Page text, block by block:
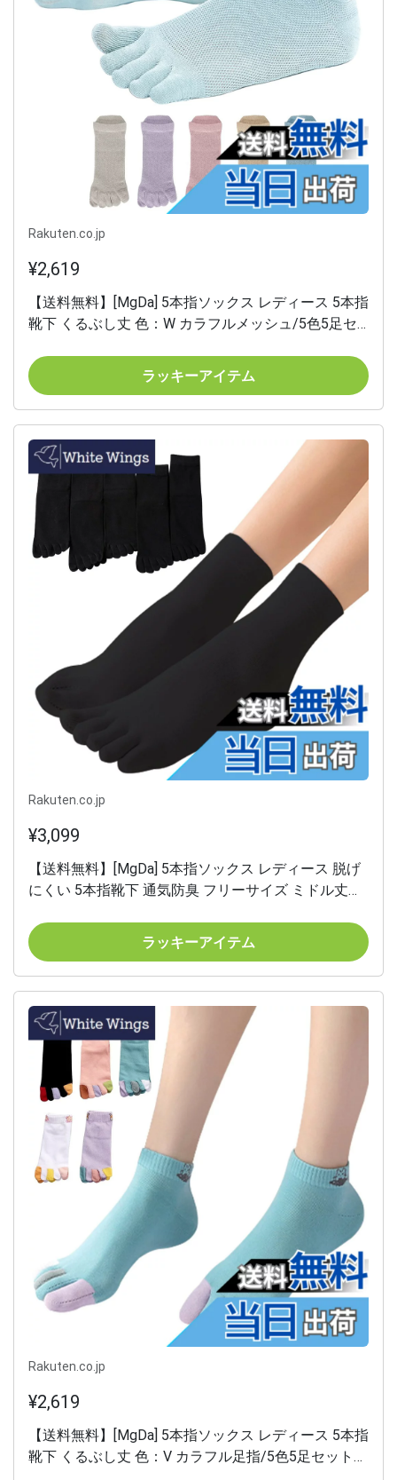
Rakuten.co.jp
¥2,619
【送料無料】[MgDa] 5本指ソックス レディース 5本指
靴下 くるぶし丈 色：W カラフルメッシュ/5色5足セ
ラッキーアイテム
Rakuten.co.jp
¥3,099
【送料無料】[MgDa] 5本指ソックス レディース 脱げ
にくい 5本指靴下 通気防臭 フリーサイズ ミドル丈
足セット、サイズ：Free Size
ラッキーアイテム
Rakuten.co.jp
¥2,619
【送料無料】[MgDa] 5本指ソックス レディース 5本指
靴下 くるぶし丈 色：V カラフル足指/5色5足セット、